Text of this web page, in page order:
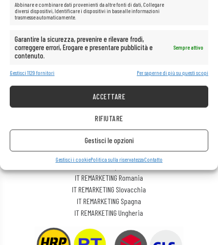
Abbinare e combinare dati provenienti da altre fonti di dati, Collegare
diversi dispositivi, Identificare i dispositivi in base alle informazioni
trasmesse automaticamente.
Garantire la sicurezza, prevenire e rilevare frodi,
correggere errori, Erogare e presentare pubblicità e
contenuto.
Sempre attivo
Gestisci 1129 fornitori Per saperne di più su questi scopi
ACCETTARE
RIFIUTARE
Gestisci le opzioni
Gestisci i cookiePolitica sulla riservatezzaContatto
Aiuto
Consegna
Metodi di pagamento disponibili
Restituzione dell’attrezzatura acquistata
IT REMARKETING Austria/Germania
IT REMARKETING International
IT REMARKETING Lettonia
IT REMARKETING Lituania
IT REMARKETING Polonia
IT REMARKETING Repubblica Ceca
IT REMARKETING Romania
IT REMARKETING Slovacchia
IT REMARKETING Spagna
IT REMARKETING Ungheria